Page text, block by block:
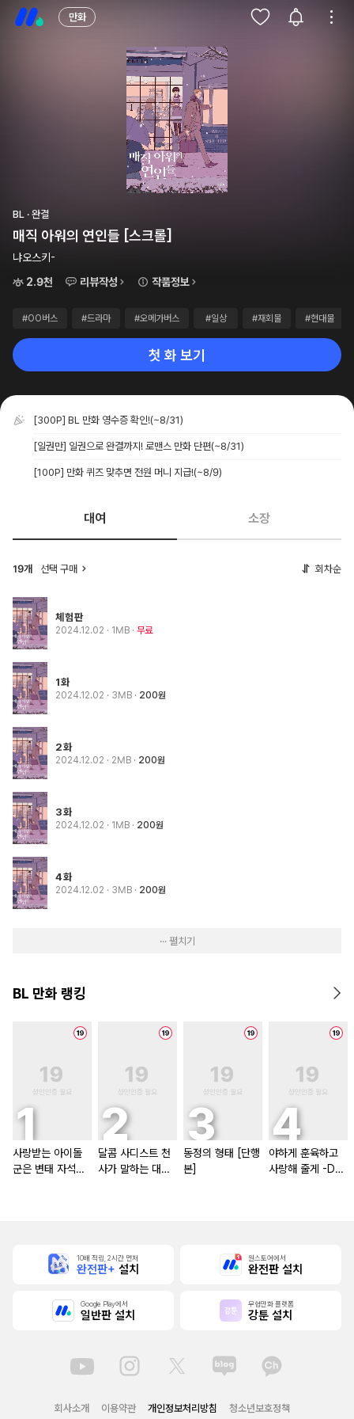
만화
BL · 완결
매직 아워의 연인들 [스크롤]
냐오스키-
2.9천
리뷰작성 작품정보
#OO버스 #드라마 #오메가버스 #일상 #재회물 #현대물
첫 화 보기
[300P] BL 만화 영수증 확인!(~8/31)
[일권만] 일권으로 완결까지! 로맨스 만화 단편(~8/31)
[100P] 만화 퀴즈 맞추면 전원 머니 지급!(~8/9)
대여 소장
19개 선택 구매 회차순
체험판
2024.12.02 · 1MB 무료
1화
2024.12.02 · 3MB 200원
2화
2024.12.02 · 2MB 200원
3화
2024.12.02 · 1MB 200원
4화
2024.12.02 · 3MB 200원
··· 펼치기
BL 만화 랭킹
사랑받는 아이돌
군은 변태 자석
달콤 사디스트 천
사가 말하는 대로
동정의 형태 [단행
본]
야하게 훈육하고
사랑해 줄게 -Do
10배 적립, 2시간 먼저
완전판+ 설치
원스토어에서
완전판 설치
Google Play에서
일반판 설치
무협만화 플랫폼
강툰 설치
회사소개 이용약관 개인정보처리방침 청소년보호정책